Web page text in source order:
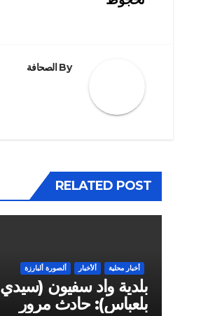
المقالات
By الصحافة
RELATED POST
أخبار محلية ألأخبار ألصورة ألبارزة
بلدية واد سفيون (سيدي
بلعباس): حادث مرور